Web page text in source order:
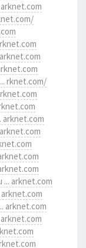
rknet.com/
arknet.com
arknet.com